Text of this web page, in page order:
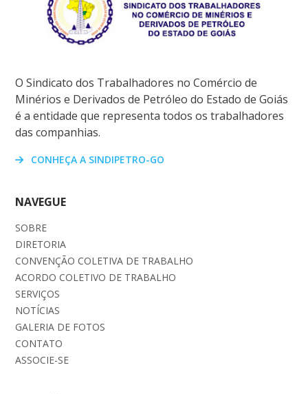
O Sindicato dos Trabalhadores no Comércio de
Minérios e Derivados de Petróleo do Estado de Goiás
é a entidade que representa todos os trabalhadores
das companhias.
CONHEÇA A SINDIPETRO-GO
NAVEGUE
SOBRE
DIRETORIA
CONVENÇÃO COLETIVA DE TRABALHO
ACORDO COLETIVO DE TRABALHO
SERVIÇOS
NOTÍCIAS
GALERIA DE FOTOS
CONTATO
ASSOCIE-SE